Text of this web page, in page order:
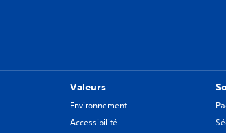
Valeurs
Environnement
Accessibilité